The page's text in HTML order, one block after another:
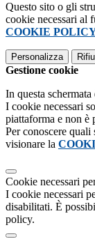
Questo sito o gli
cookie necessari al
COOKIE
Personalizza
Gestione cookie
In questa
I cookie necessari
piattaforma e non è
Per conoscere
visionare la
Cookie necessari
I cookie necessari
disabilitati. È
policy.